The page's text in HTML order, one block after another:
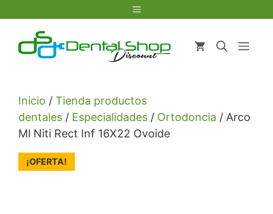
contenido
Menú
Inicio / Tienda productos
dentales / Especialidades / Ortodoncia / Arco
Ml Niti Rect Inf 16X22 Ovoide
¡OFERTA!